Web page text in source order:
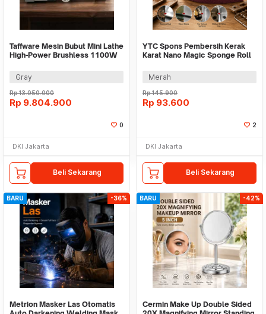
Taffware Mesin Bubut Mini Lathe
High-Power Brushless 1100W
Gray
Rp13.050.000
Rp 9.804.900
0
DKI Jakarta
Beli Sekarang
YTC Spons Pembersih Kerak
Karat Nano Magic Sponge Roll
Merah
Rp145.900
Rp 93.600
2
DKI Jakarta
Beli Sekarang
BARU -36%
Metrion Masker Las Otomatis
BARU -42%
Cermin Make Up Double Sided